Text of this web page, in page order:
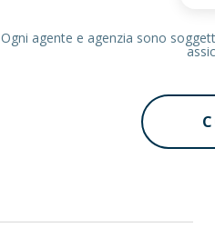
Ogni agente e agenzia sono